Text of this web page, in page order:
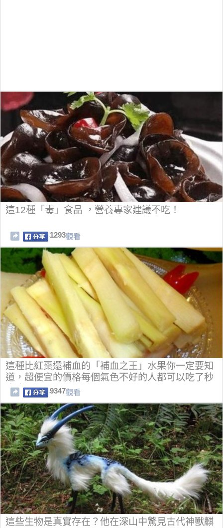
這12種「毒」食品 ，營養專家建議不吃！
1293觀看
這種比紅棗還補血的「補血之王」水果你一定要知
道，超便宜的價格每個氣色不好的人都可以吃了秒
療癒！
9347觀看
這些生物是真實存在？他在深山中驚見古代神獸麒